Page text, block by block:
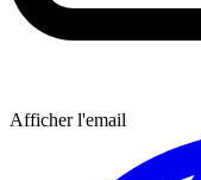
Afficher l'email